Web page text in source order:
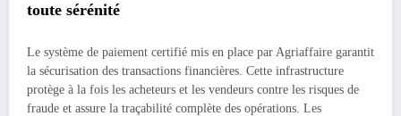
toute sérénité
Le système de paiement certifié mis en place par Agriaffaire garantit
la sécurisation des transactions financières. Cette infrastructure
protège à la fois les acheteurs et les vendeurs contre les risques de
fraude et assure la traçabilité complète des opérations. Les